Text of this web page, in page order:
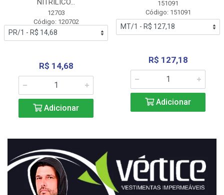
NITRÍLICO...
12703
Código: 120702
R$ 14,68
Adicionar
151091
Código: 151091
R$ 127,18
Adicionar